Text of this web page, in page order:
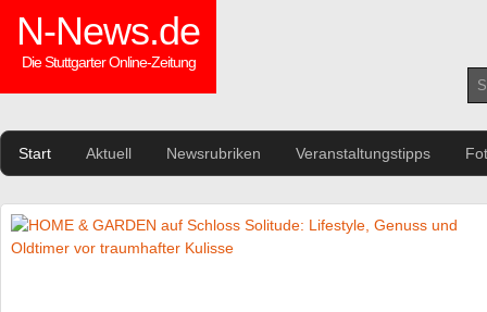
N-News.de
Die Stuttgarter Online-Zeitung
Start Aktuell Newsrubriken Veranstaltungstipps